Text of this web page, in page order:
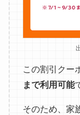
この割引クー
まで利用可能
そのため、家